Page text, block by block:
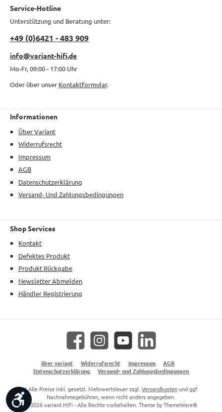
Service-Hotline
Unterstützung und Beratung unter:
+49 (0)6421 - 483 909
info@variant-hifi.de
Mo-Fr, 09:00 - 17:00 Uhr
Oder über unser Kontaktformular.
Informationen
Über Variant
Widerrufsrecht
Impressum
AGB
Datenschutzerklärung
Versand- Und Zahlungsbedingungen
Shop Services
Kontakt
Defektes Produkt
Produkt Rückgabe
Newsletter Abmelden
Händler Registrierung
Facebook Instagram YouTube LinkedIn
über variant Widerrufsrecht Impressum
AGB
Datenschutzerklärung
Versand- und Zahlungsbedingungen
* Alle Preise inkl. gesetzl. Mehrwertsteuer zzgl. Versandkostenund ggf.
Nachnahmegebühren, wenn nicht anders angegeben.
© 2026 variant HiFi - Alle Rechte vorbehalten. Theme byThemeWare®
Werkzeugleiste anzeigen